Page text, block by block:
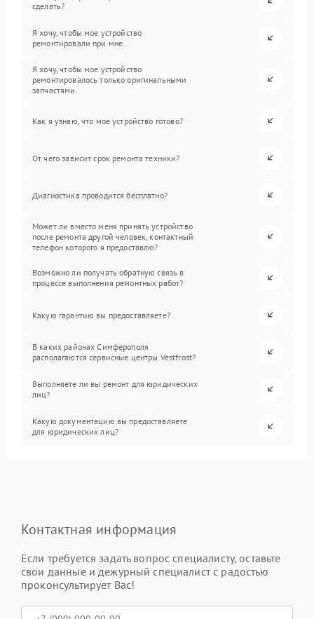
сделать?
Я хочу, чтобы мое устройство
ремонтировали при мне.
Я хочу, чтобы мое устройство
ремонтировалось только оригинальными
запчастями.
Как я узнаю, что мое устройство готово?
От чего зависит срок ремонта техники?
Диагностика проводится бесплатно?
Может ли вместо меня принять устройство
после ремонта другой человек, контактный
телефон которого я предоставлю?
Возможно ли получать обратную связь в
процессе выполнения ремонтных работ?
Какую гарантию вы предоставляете?
В каких районах Симферополя
располагаются сервисные центры Vestfrost?
Выполняете ли вы ремонт для юридических
лиц?
Какую документацию вы предоставляете
для юридических лиц?
Контактная информация
Если требуется задать вопрос специалисту, оставьте
свои данные и дежурный специалист с радостью
проконсультирует Вас!